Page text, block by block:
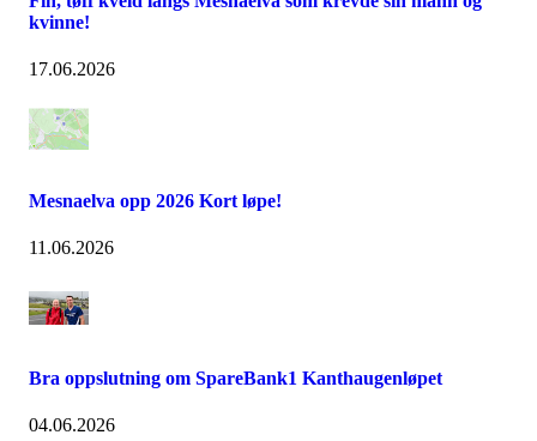
kvinne!
17.06.2026
Mesnaelva opp 2026 Kort løpe!
11.06.2026
Bra oppslutning om SpareBank1 Kanthaugenløpet
04.06.2026